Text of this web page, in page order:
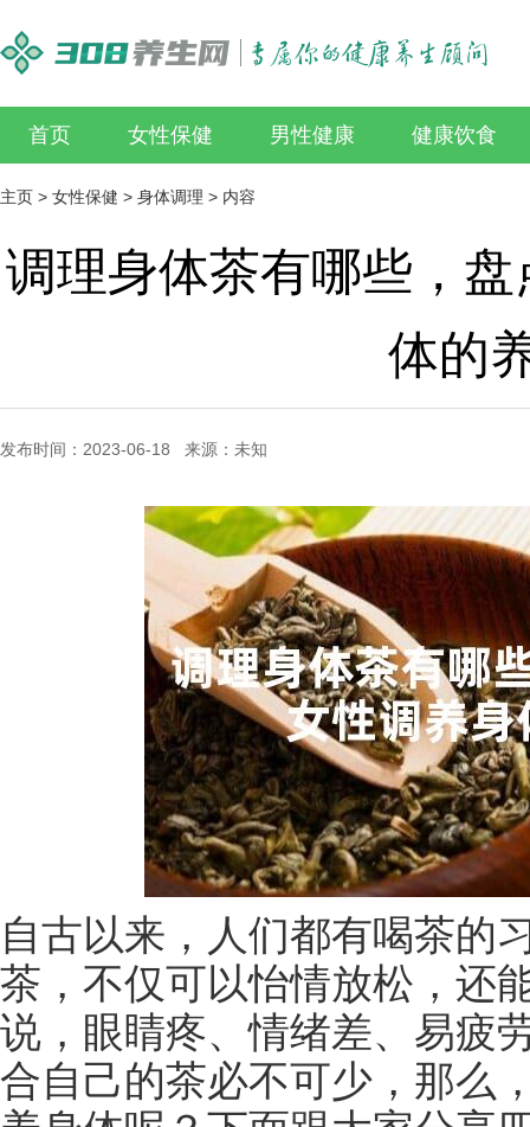
首页 女性保健 男性健康 健康饮食
主页 > 女性保健 > 身体调理 > 内容
调理身体茶有哪些，
体的
发布时间：2023-06-18 来源：未知
自古以来，人们都有喝茶的
茶，不仅可以怡情放松，还
说，眼睛疼、情绪差、易疲
合自己的茶必不可少，那么